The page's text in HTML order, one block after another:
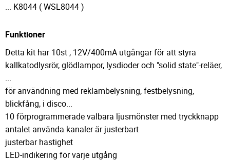
... K8044 ( WSL8044 )
Funktioner
Detta kit har 10st , 12V/400mA utgångar för att styra
kallkatodlysrör, glödlampor, lysdioder och "solid state"-reläer,
...
för användning med reklambelysning, festbelysning,
blickfång, i disco...
10 förprogrammerade valbara ljusmönster med tryckknapp
antalet använda kanaler är justerbart
justerbar hastighet
LED-indikering för varje utgång